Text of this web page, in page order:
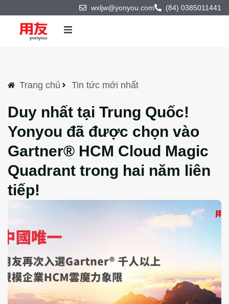
wxljw@yonyou.com (84) 0385011441
Sản phẩm & Công nghệ
Giải pháp
Dự án
Đối tác
Về chúng tôi
Trang chủ Tin tức mới nhất
Duy nhất tại Trung Quốc!
Yonyou đã được chọn vào
Gartner® HCM Cloud Magic
Quadrant trong hai năm liên
tiếp!